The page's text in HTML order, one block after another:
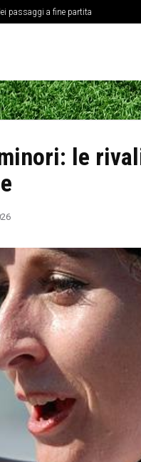
passaggi a fine partita
le